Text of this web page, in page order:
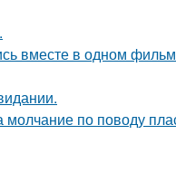
вместе в одном
по поводу